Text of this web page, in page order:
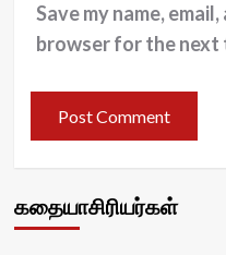
Save my name,
browser for the next
கதையாசிரியர்கள்